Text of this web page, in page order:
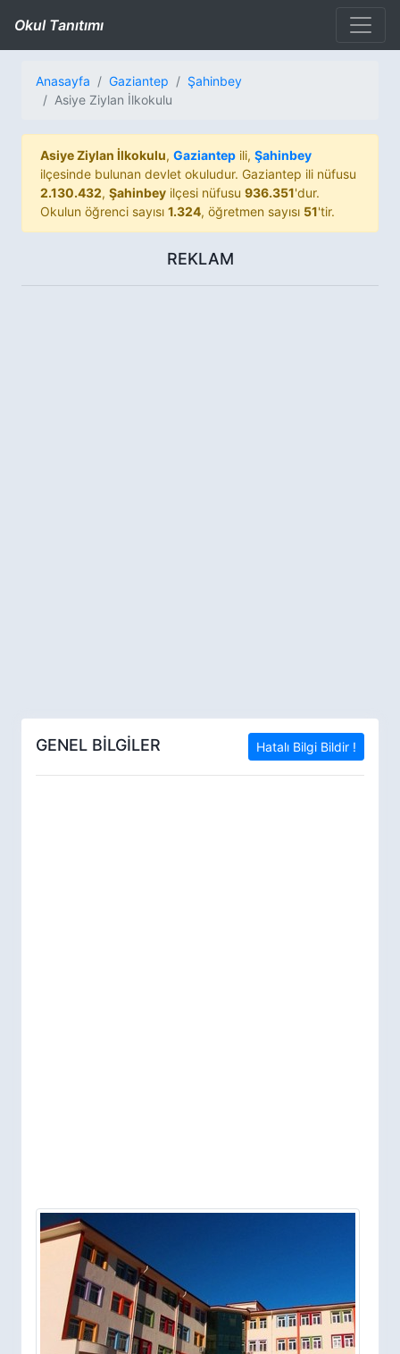
Okul Tanıtımı
Anasayfa Gaziantep
Şahinbey
Asiye Ziylan İlkokulu
Asiye Ziylan İlkokulu, Gaziantep ili, Şahinbey
ilçesinde bulunan devlet okuludur. Gaziantep ili nüfusu
2.130.432, Şahinbey ilçesi nüfusu 936.351'dur.
Okulun öğrenci sayısı 1.324, öğretmen sayısı 51'tir.
REKLAM
GENEL BİLGİLER Hatalı Bilgi Bildir !